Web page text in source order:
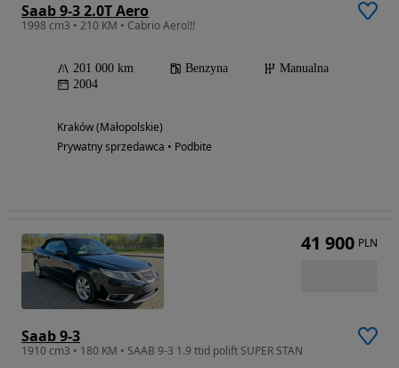
Saab 9-3 2.0T Aero
1998 cm3 • 210 KM • Cabrio Aero!!!
201 000 km Benzyna
Manualna
2004
Kraków (Małopolskie)
Prywatny sprzedawca • Podbite
Saab 9-3
1910 cm3 • 180 KM • SAAB 9-3 1.9 ttid polift SUPER STAN
41 900 PLN